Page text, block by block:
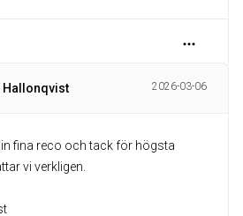
Hallonqvist 2026-03-06
fina reco och tack för högsta
vi verkligen.